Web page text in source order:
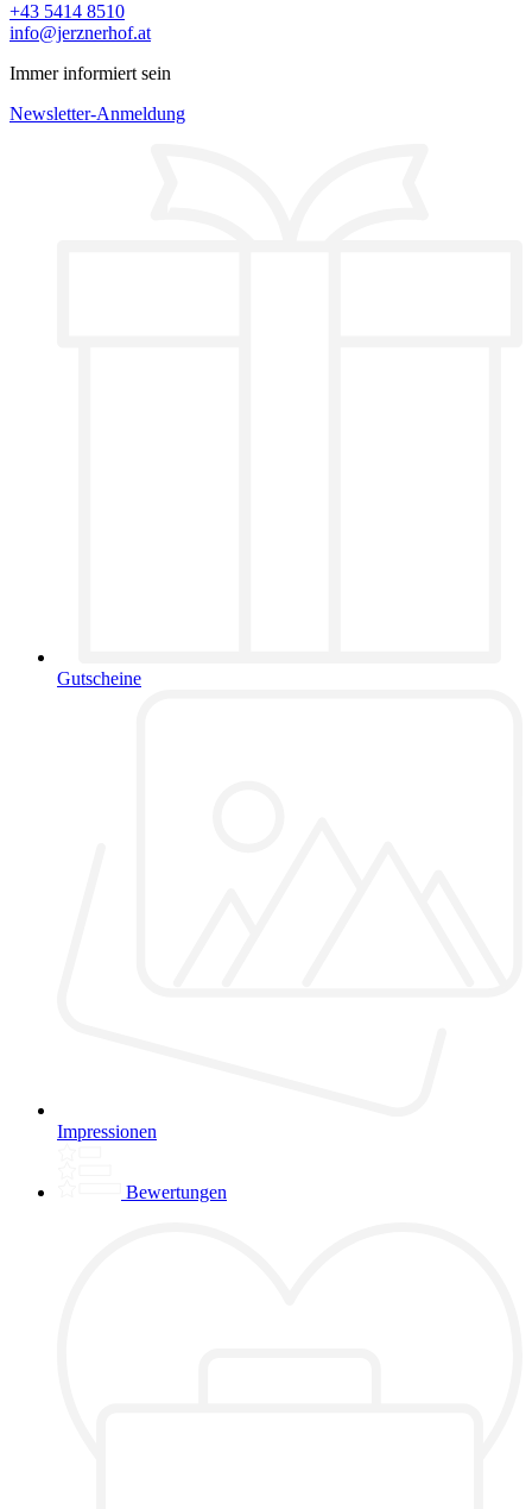
+43 5414 8510
info@jerznerhof.at
Immer informiert sein
Newsletter-Anmeldung
Gutscheine
Impressionen
Bewertungen